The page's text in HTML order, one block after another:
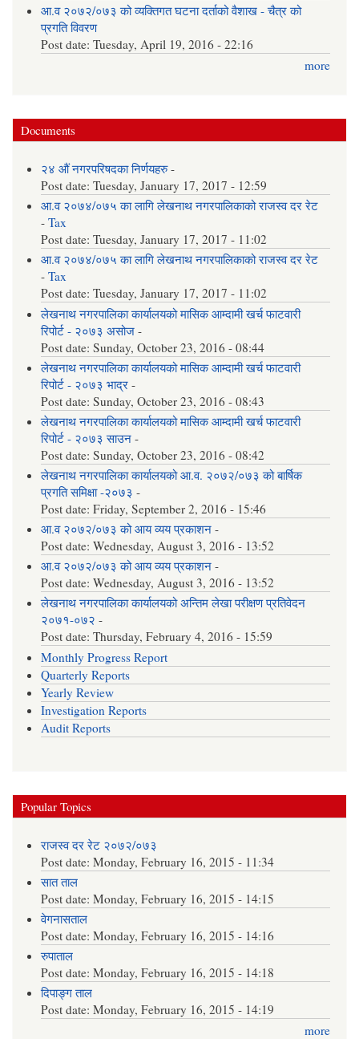
आ.व २०७२/०७३ को व्यक्तिगत घटना दर्ताको वैशाख - चैत्र को
प्रगति विवरण
Post date:Tuesday, April 19, 2016 - 22:16
more
Documents
२४ औं नगरपरिषदका निर्णयहरु-
Post date:Tuesday, January 17, 2017 - 12:59
आ.व २०७४/०७५ का लागि लेखनाथ नगरपालिकाको राजस्व दर रेट
-Tax
Post date:Tuesday, January 17, 2017 - 11:02
आ.व २०७४/०७५ का लागि लेखनाथ नगरपालिकाको राजस्व दर रेट
-Tax
Post date:Tuesday, January 17, 2017 - 11:02
लेखनाथ नगरपालिका कार्यालयको मासिक आम्दामी खर्च फाटवारी
रिपोर्ट - २०७३ असोज -
Post date:Sunday, October 23, 2016 - 08:44
लेखनाथ नगरपालिका कार्यालयको मासिक आम्दामी खर्च फाटवारी
रिपोर्ट - २०७३ भाद्र-
Post date:Sunday, October 23, 2016 - 08:43
लेखनाथ नगरपालिका कार्यालयको मासिक आम्दामी खर्च फाटवारी
रिपोर्ट - २०७३ साउन-
Post date:Sunday, October 23, 2016 - 08:42
लेखनाथ नगरपालिका कार्यालयको आ.व. २०७२/०७३ को बार्षिक
प्रगति समिक्षा -२०७३-
Post date:Friday, September 2, 2016 - 15:46
आ.व २०७२/०७३ को आय व्यय प्रकाशन-
Post date:Wednesday, August 3, 2016 - 13:52
आ.व २०७२/०७३ को आय व्यय प्रकाशन-
Post date:Wednesday, August 3, 2016 - 13:52
लेखनाथ नगरपालिका कार्यालयको अन्तिम लेखा परीक्षण प्रतिवेदन
२०७१-०७२ -
Post date:Thursday, February 4, 2016 - 15:59
Monthly Progress Report
Quarterly Reports
Yearly Review
Investigation Reports
Audit Reports
Popular Topics
राजस्व दर रेट २०७२/०७३
Post date:Monday, February 16, 2015 - 11:34
सात ताल
Post date:Monday, February 16, 2015 - 14:15
वेगनासताल
Post date:Monday, February 16, 2015 - 14:16
रुपाताल
Post date:Monday, February 16, 2015 - 14:18
दिपाङ्ग ताल
Post date:Monday, February 16, 2015 - 14:19
more